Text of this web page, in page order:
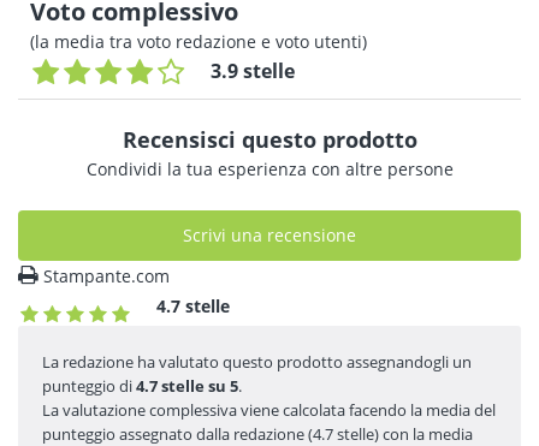
Voto complessivo
(la media tra voto redazione e voto utenti)
3.9 stelle
Recensisci questo prodotto
Condividi la tua esperienza con altre persone
Scrivi una recensione
Stampante.com
4.7 stelle
La redazione ha valutato questo prodotto assegnandogli un
punteggio di4.7 stelle su 5.
La valutazione complessiva viene calcolata facendo la media del
punteggio assegnato dalla redazione (4.7 stelle) con la media